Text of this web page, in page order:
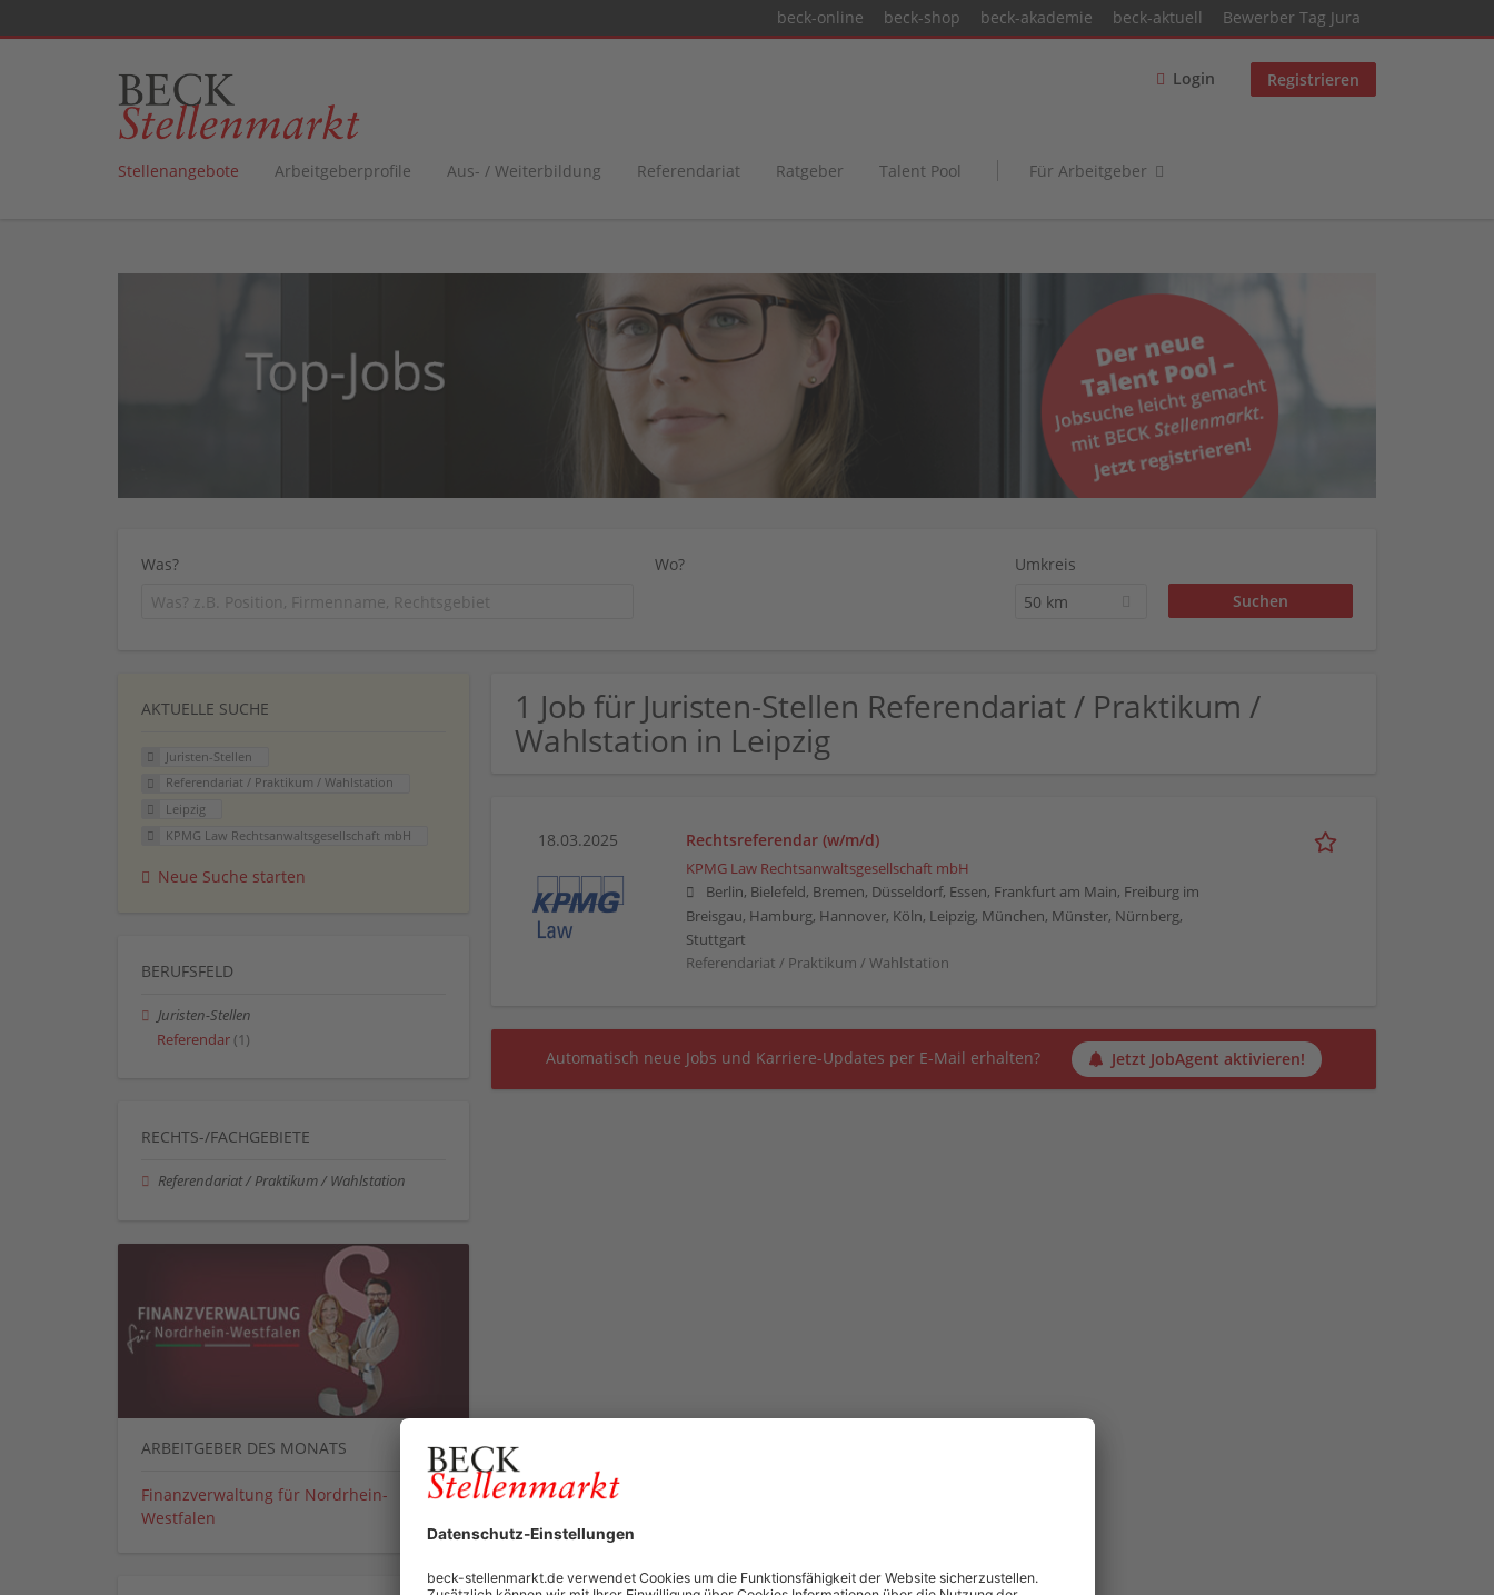
beck-online beck-shop beck-akademie beck-aktuell Bewerber Tag Jura
Login Registrieren
Stellenangebote Arbeitgeberprofile Aus- / Weiterbildung Referendariat Ratgeber Talent Pool Für Arbeitgeber
Was? Wo?
Umkreis
50 km
1 Job für Juristen-Stellen Referendariat / Praktikum /
Wahlstation in Leipzig
18.03.2025 Rechtsreferendar (w/m/d)
KPMG Law Rechtsanwaltsgesellschaft mbH
Berlin, Bielefeld, Bremen, Düsseldorf, Essen, Frankfurt am Main, Freiburg im
Breisgau, Hamburg, Hannover, Köln, Leipzig, München, Münster, Nürnberg,
Stuttgart
Referendariat / Praktikum / Wahlstation
Automatisch neue Jobs und Karriere-Updates per E-Mail erhalten? Jetzt JobAgent aktivieren!
AKTUELLE SUCHE
Juristen-Stellen
Referendariat / Praktikum / Wahlstation
Leipzig
KPMG Law Rechtsanwaltsgesellschaft mbH
Neue Suche starten
BERUFSFELD
Juristen-Stellen
Referendar (1)
RECHTS-/FACHGEBIETE
Referendariat / Praktikum / Wahlstation
ARBEITGEBER DES MONATS
Finanzverwaltung für Nordrhein-
Westfalen